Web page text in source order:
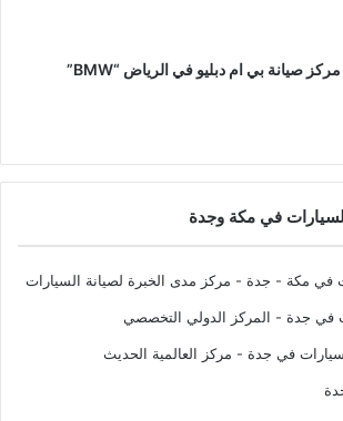
مركز صيانة بي ام دبليو في الرياض “BMW”
في مكة وجدة
في مكة - جدة - مركز مدى الخبرة لصيانة السيارات
في جدة - المركز الدولي التخصصي
في جدة - مركز العالمية الحديث